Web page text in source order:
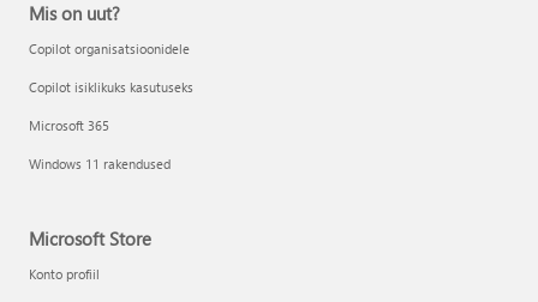
Mis on uut?
Copilot organisatsioonidele
Copilot isiklikuks kasutuseks
Microsoft 365
Windows 11 rakendused
Microsoft Store
Konto profiil